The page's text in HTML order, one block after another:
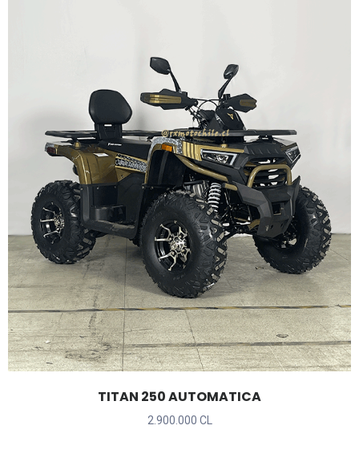
TITAN 250 AUTOMATICA
2.900.000 CL